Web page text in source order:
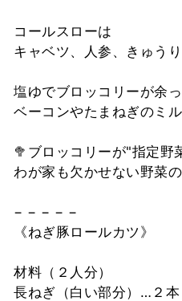
コールスローは
キャベツ、人参、きゅう
塩ゆでブロッコリーが余
ベーコンやたまねぎのミ
🥦ブロッコリーが"指定野
わが家も欠かせない野菜
− − − − −
《ねぎ豚ロールカツ》
材料（２人分）
長ねぎ（白い部分）…２本